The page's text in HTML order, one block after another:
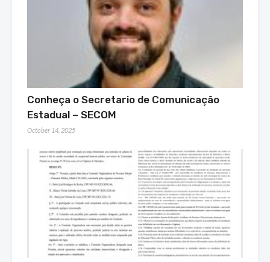
Conheça o Secretario de Comunicação
Estadual – SECOM
October 14, 2025